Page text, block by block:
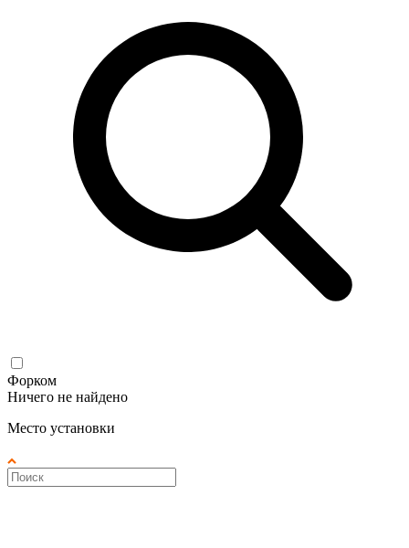
Форком
Ничего не найдено
Место установки